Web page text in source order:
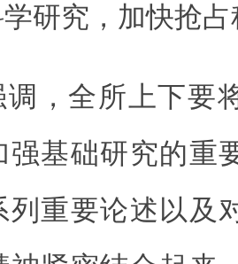
研究，加快抢
调，全所上下要
强基础研究的重
列重要论述以及